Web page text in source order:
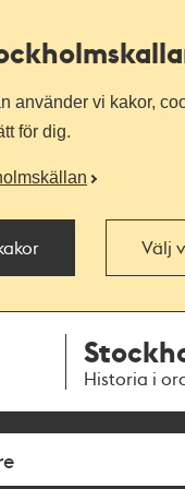
använder vi kakor,
för dig.
Välj
Historia i